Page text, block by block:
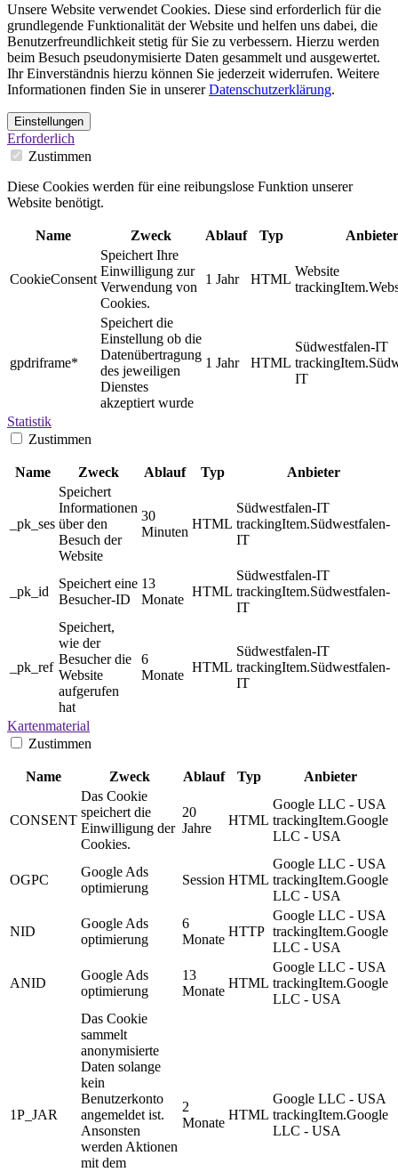
Unsere Website verwendet Cookies. Diese sind erforderlich für die
grundlegende Funktionalität der Website und helfen uns dabei, die
Benutzerfreundlichkeit stetig für Sie zu verbessern. Hierzu werden
beim Besuch pseudonymisierte Daten gesammelt und ausgewertet.
Ihr Einverständnis hierzu können Sie jederzeit widerrufen. Weitere
Informationen finden Sie in unsererDatenschutzerklärung.
Einstellungen
Erforderlich
Zustimmen
Diese Cookies werden für eine reibungslose Funktion unserer
Website benötigt.
Name Zweck Ablauf Typ Anbieter
CookieConsent
Speichert Ihre
Einwilligung zur
Verwendung von
Cookies.
1 Jahr HTML
Website
gpdriframe*
Speichert die
Einstellung ob die
Datenübertragung
des jeweiligen
Dienstes
akzeptiert wurde
1 Jahr HTML
Südwestfalen-IT
IT
Statistik
Zustimmen
Name Zweck Ablauf Typ Anbieter
_pk_ses
Speichert
Informationen
über den
Besuch der
Website
30
Minuten
HTML
Südwestfalen-IT
trackingItem.Südwestfalen-
IT
_pk_id
Speichert eine
Besucher-ID
13
Monate
HTML
Südwestfalen-IT
trackingItem.Südwestfalen-
IT
_pk_ref
Speichert,
wie der
Besucher die
Website
aufgerufen
hat
6
Monate
HTML
Südwestfalen-IT
trackingItem.Südwestfalen-
IT
Kartenmaterial
Zustimmen
Name Zweck Ablauf Typ Anbieter
CONSENT
Das Cookie
speichert die
Einwilligung der
Cookies.
20
Jahre
HTML
Google LLC - USA
trackingItem.Google
LLC - USA
OGPC
Google Ads
optimierung
Session HTML
Google LLC - USA
trackingItem.Google
LLC - USA
NID
Google Ads
optimierung
6
Monate
HTTP
Google LLC - USA
trackingItem.Google
LLC - USA
ANID
Google Ads
optimierung
13
Monate
HTML
Google LLC - USA
trackingItem.Google
LLC - USA
1P_JAR
Das Cookie
sammelt
anonymisierte
Daten solange
kein
Benutzerkonto
angemeldet ist.
Ansonsten
werden Aktionen
mit dem
2
Monate
HTML
Google LLC - USA
trackingItem.Google
LLC - USA